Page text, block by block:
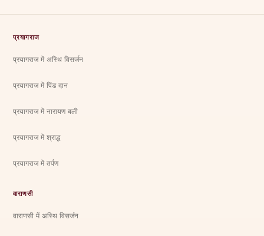
प्रयागराज
प्रयागराज में अस्थि विसर्जन
प्रयागराज में पिंड दान
प्रयागराज में नारायण बली
प्रयागराज में श्राद्ध
प्रयागराज में तर्पण
वाराणसी
वाराणसी में अस्थि विसर्जन